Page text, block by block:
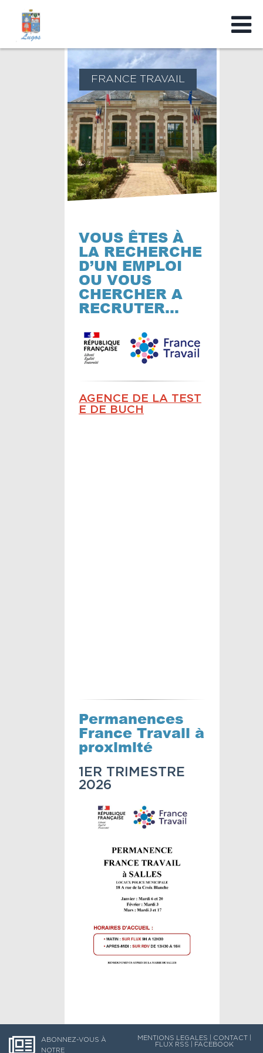
FRANCE TRAVAIL
VOUS ÊTES À
LA RECHERCHE
D’UN EMPLOI
OU VOUS
CHERCHER A
RECRUTER…
AGENCE DE LA TEST
E DE BUCH
Permanences
France Travail à
proximité
1ER TRIMESTRE
2026
ABONNEZ-VOUS À
NOTRE
MENTIONS LEGALES CONTACT
FLUX RSS
FACEBOOK